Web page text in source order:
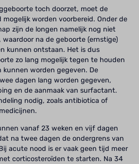
toch doorzet, moet de
worden voorbereid. Onder de
zijn de longen namelijk nog niet
na de geboorte (ernstige)
kunnen ontstaan. Het is dus
zo lang mogelijk tegen te houden
kunnen worden gegeven. De
dagen lang worden gegeven,
en de aanmaak van surfactant.
nodig, zoals antibiotica of
vanaf 23 weken en vijf dagen
na twee dagen de ondergrens van
acute nood is er vaak geen tijd meer
corticosteroïden te starten. Na 34